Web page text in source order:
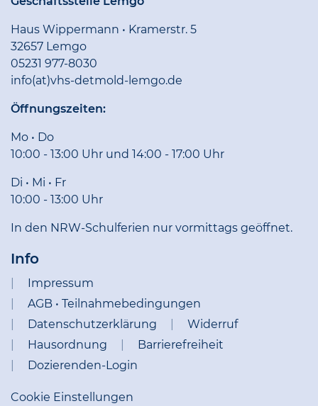
Haus Wippermann • Kramerstr. 5
32657 Lemgo
05231 977-8030
info(at)vhs-detmold-lemgo.de
Öffnungszeiten:
Mo • Do
10:00 - 13:00 Uhr und 14:00 - 17:00 Uhr
Di • Mi • Fr
10:00 - 13:00 Uhr
In den NRW-Schulferien nur vormittags geöffnet.
Info
Impressum
AGB • Teilnahmebedingungen
Datenschutzerklärung
Widerruf
Hausordnung
Barrierefreiheit
Dozierenden-Login
Cookie Einstellungen